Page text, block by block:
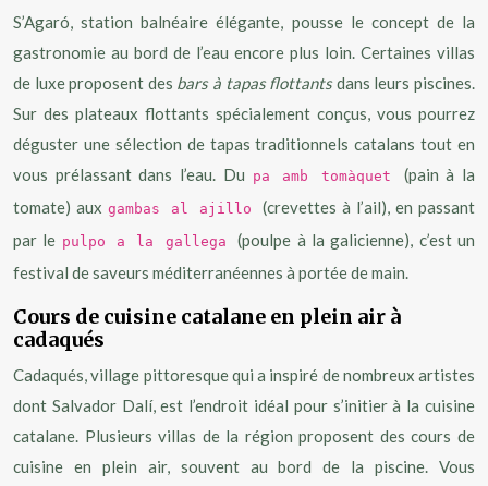
S’Agaró, station balnéaire élégante, pousse le concept de la
gastronomie au bord de l’eau encore plus loin. Certaines villas
de luxe proposent des bars à tapas flottantsdans leurs piscines.
Sur des plateaux flottants spécialement conçus, vous pourrez
déguster une sélection de tapas traditionnels catalans tout en
vous prélassant dans l’eau. Du pa amb tomàquet (pain à la
tomate) aux gambas al ajillo (crevettes à l’ail), en passant
par le pulpo a la gallega(poulpe à la galicienne), c’est un
festival de saveurs méditerranéennes à portée de main.
Cours de cuisine catalane en plein air à
cadaqués
Cadaqués, village pittoresque qui a inspiré de nombreux artistes
dont Salvador Dalí, est l’endroit idéal pour s’initier à la cuisine
catalane. Plusieurs villas de la région proposent des cours de
cuisine en plein air, souvent au bord de la piscine. Vous